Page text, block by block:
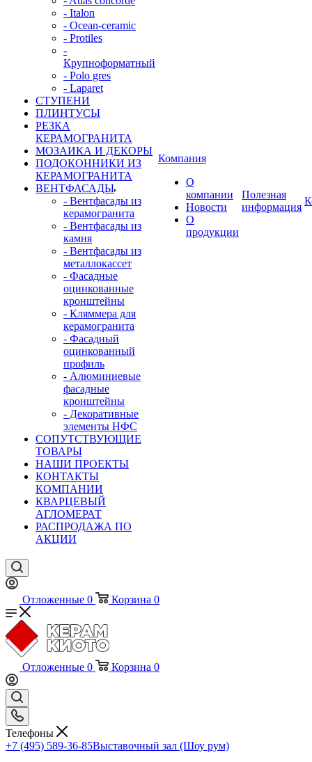
- Italon
- Ocean-ceramic
- Protiles
-
Крупноформатный
- Polo gres
- Laparet
СТУПЕНИ
ПЛИНТУСЫ
РЕЗКА
КЕРАМОГРАНИТА
МОЗАИКА И ДЕКОРЫ
ПОДОКОННИКИ ИЗ
КЕРАМОГРАНИТА
ВЕНТФАСАДЫ
- Вентфасады из
керамогранита
- Вентфасады из
камня
- Вентфасады из
металлокассет
- Фасадные
оцинкованные
кронштейны
- Кляммера для
керамогранита
- Фасадный
оцинкованный
профиль
- Алюминиевые
фасадные
кронштейны
- Декоративные
элементы НФС
СОПУТСТВУЮЩИЕ
ТОВАРЫ
НАШИ ПРОЕКТЫ
КОНТАКТЫ
КОМПАНИИ
КВАРЦЕВЫЙ
АГЛОМЕРАТ
РАСПРОДАЖА ПО
АКЦИИ
Компания
О
компании
Новости
О
продукции
Полезная
информация
Отложенные 0 Корзина 0
Отложенные 0 Корзина 0
Телефоны
+7 (495) 589-36-85Выставочный зал (Шоу рум)